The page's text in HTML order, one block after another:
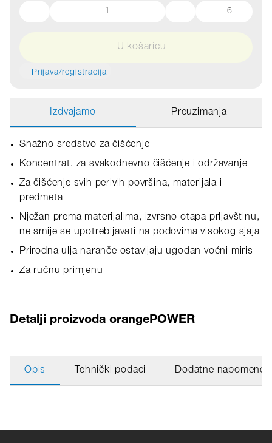
6
U košaricu
Prijava/registracija
Izdvajamo Preuzimanja
Snažno sredstvo za čišćenje
Koncentrat, za svakodnevno čišćenje i održavanje
Za čišćenje svih perivih površina, materijala i
predmeta
Nježan prema materijalima, izvrsno otapa prljavštinu,
ne smije se upotrebljavati na podovima visokog sjaja
Prirodna ulja naranče ostavljaju ugodan voćni miris
Za ručnu primjenu
Detalji proizvoda orangePOWER
Opis Tehnički podaci Dodatne napomene